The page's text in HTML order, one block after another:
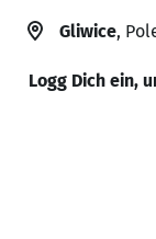
Gliwice,
Logg Dich ein,